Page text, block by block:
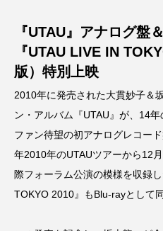
ミツバチのささやき
ミーン・ガールズ
リトル・エッラ リト
リトル・マーメイド
刊行記念 坂本龍一
『UTAU』アナログ盤
『UTAU LIVE IN
版）特別上映
2010年に発売された大貫妙子＆
ン・アルバム『UTAU』が、14
ファン待望の初アナログレコー
年2010年のUTAUツアーから12
際フォーラム公演の模様を収録
TOKYO 2010』もBlu-rayとして